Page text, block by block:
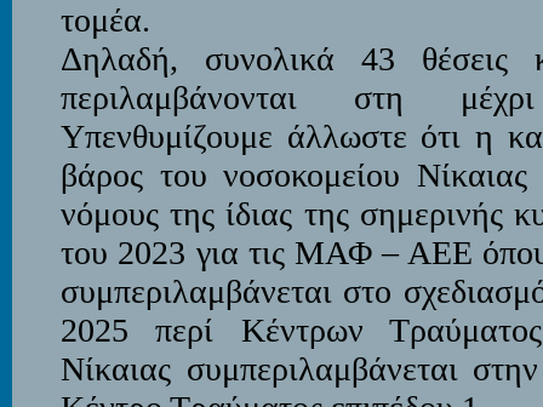
τομέα.
Δηλαδή, συνολικά 43
περιλαμβάνονται στη
Υπενθυμίζουμε άλλωστε ότι η
βάρος του νοσοκομείου Νίκαιας
νόμους της ίδιας της σημερινής
του 2023 για τις ΜΑΦ – ΑΕΕ
συμπεριλαμβάνεται στο
2025 περί Κέντρων
Νίκαιας συμπεριλαμβάνεται